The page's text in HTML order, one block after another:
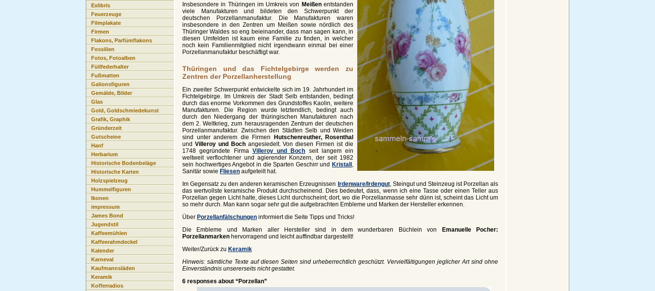
Insbesondere in Thüringen im Umkreis von Meißenentstanden
viele Manufakturen und bildeten den Schwerpunkt der
deutschen Porzellanmanufaktur. Die Manufakturen waren
insbesondere in den Zentren um Meißen sowie nördlich des
Thüringer Waldes so eng beieinander, dass man sagen kann, in
diesen Umfelden ist kaum eine Familie zu finden, in welcher
noch kein Familienmitglied nicht irgendwann einmal bei einer
Porzellanmanufaktur beschäftigt war.
Thüringen und das Fichtelgebirge werden zu
Zentren der Porzellanherstellung
Ein zweiter Schwerpunkt entwickelte sich im 19. Jahrhundert im
Fichtelgebirge. Im Umkreis der Stadt Selb entstanden, bedingt
durch das enorme Vorkommen des Grundstoffes Kaolin, weitere
Manufakturen. Die Region wurde letztendlich, bedingt auch
durch den Niedergang der thüringischen Manufakturen nach
dem 2. Weltkrieg, zum herausragenden Zentrum der deutschen
Porzellanmanufaktur. Zwischen den Städten Selb und Weiden
sind unter anderem die Firmen Hutschenreuther, Rosenthal
und Villeroy und Bochangesiedelt. Von diesen Firmen ist die
1748 gegründete Firma Villeroy und Boch seit langem ein
weltweit verflochtener und agierender Konzern, der seit 1982
sein hochwertiges Angebot in die Sparten Geschirr und Kristall
Sanitär sowie Fliesen aufgeteilt hat.
Im Gegensatz zu den anderen keramischen Erzeugnissen Irdenware/Irdengut, Steingut und Steinzeug ist Porzellan als
das wertvollste keramische Produkt durchscheinend. Dies bedeutet, dass, wenn ich eine Tasse oder einen Teller aus
Porzellan gegen Licht halte, dieses Licht durchscheint; dort, wo die Porzellanmasse sehr dünn ist, scheint das Licht um
so mehr durch. Man kann sogar sehr gut die aufgebrachten Embleme und Marken der Hersteller erkennen.
Über Porzellanfälschungen informiert die Seite Tipps und Tricks!
Die Embleme und Marken aller Hersteller sind in dem wunderbaren Büchlein von Emanuelle Pocher:
Porzellanmarken hervorragend und leicht auffindbar dargestellt!
Weiter/Zurück zu Keramik
Hinweis: sämtliche Texte auf diesen Seiten sind urheberrechtlich geschützt. Vervielfältigungen jeglicher Art sind ohne
Einverständnis unsererseits nicht gestattet.
6 responses about “Porzellan”
Exlibris
Feuerzeuge
Filmplakate
Firmen
Flakons, Parfümflakons
Fossilien
Fotos, Fotoalben
Füllfederhalter
Fußmatten
Galionsfiguren
Gemälde, Bilder
Glas
Gold, Goldschmiedekunst
Grafik, Graphik
Gründerzeit
Gutscheine
Hanf
Herbarium
Historische Bodenbeläge
Historische Karten
Holzspielzeug
Hummelfiguren
Ikonen
impressum
James Bond
Jugendstil
Kaffeemühlen
Kaffeerahmdeckel
Kalender
Karneval
Kaufmannsläden
Keramik
Kofferradios